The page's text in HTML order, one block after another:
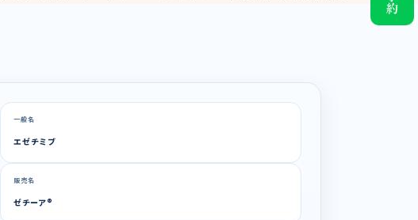
一般名
エゼチミブ
販売名
ゼチーア®